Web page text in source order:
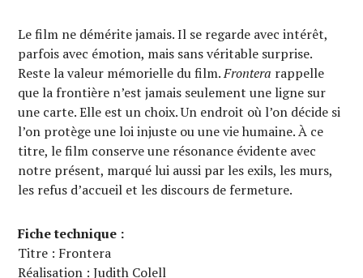
Le film ne démérite jamais. Il se regarde avec intérêt,
parfois avec émotion, mais sans véritable surprise.
Reste la valeur mémorielle du film.Frontera rappelle
que la frontière n’est jamais seulement une ligne sur
une carte. Elle est un choix. Un endroit où l’on décide si
l’on protège une loi injuste ou une vie humaine. À ce
titre, le film conserve une résonance évidente avec
notre présent, marqué lui aussi par les exils, les murs,
les refus d’accueil et les discours de fermeture.
Fiche technique :
Titre : Frontera
Réalisation : Judith Colell